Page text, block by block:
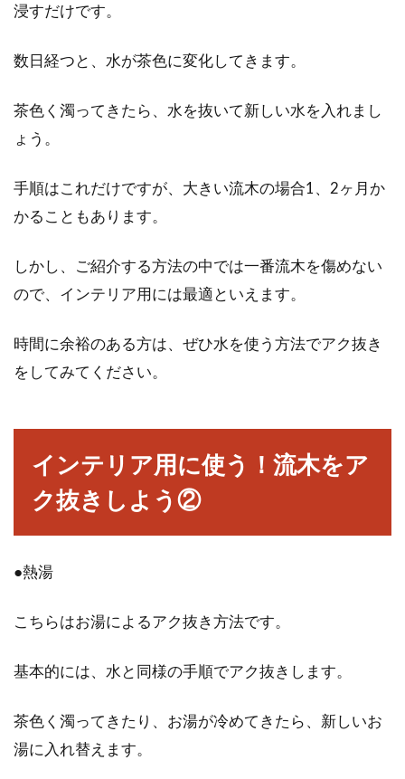
か。多くの方...
浸すだけです。
数日経つと、水が茶色に変化してきます。
茶色く濁ってきたら、水を抜いて新しい水を入れまし
ょう。
手順はこれだけですが、大きい流木の場合1、2ヶ月か
かることもあります。
しかし、ご紹介する方法の中では一番流木を傷めない
ので、インテリア用には最適といえます。
時間に余裕のある方は、ぜひ水を使う方法でアク抜き
をしてみてください。
インテリア用に使う！流木をア
ク抜きしよう②
●熱湯
こちらはお湯によるアク抜き方法です。
基本的には、水と同様の手順でアク抜きします。
茶色く濁ってきたり、お湯が冷めてきたら、新しいお
湯に入れ替えます。